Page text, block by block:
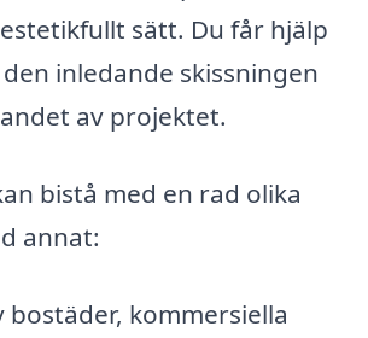
sätt. Du får hjälp
inledande skissningen
av projektet.
bistå med en rad olika
annat:
bostäder, kommersiella